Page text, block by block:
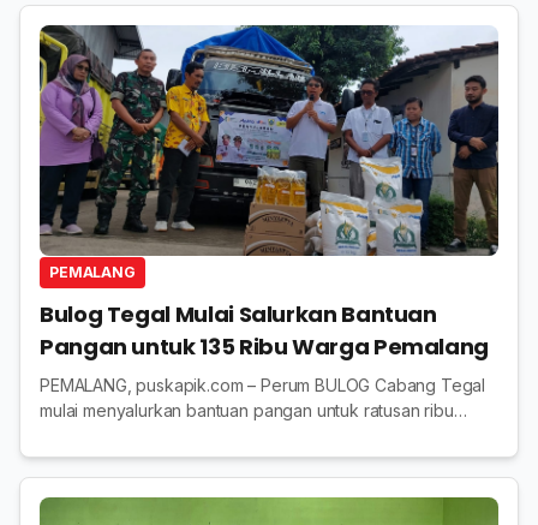
PEMALANG
Bulog Tegal Mulai Salurkan Bantuan
Pangan untuk 135 Ribu Warga Pemalang
PEMALANG, puskapik.com – Perum BULOG Cabang Tegal
mulai menyalurkan bantuan pangan untuk ratusan ribu
mendapat beras dan minyak goreng. Sekretaris Dina...